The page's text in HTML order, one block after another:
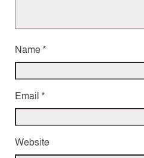
Name*
Email *
Website